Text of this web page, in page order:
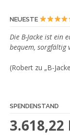
NEUESTE
Die B-Jacke ist ein
bequem, sorgfältig
(Robert zu „B-
SPENDENSTAND
3.618,22